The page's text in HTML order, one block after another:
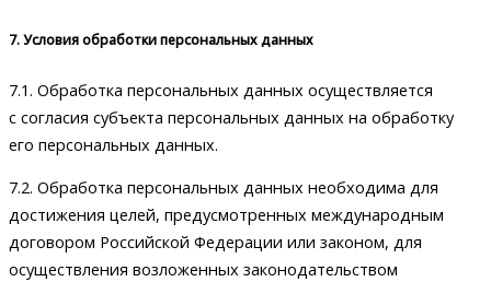
7. Условия обработки персональных данных
7.1. Обработка персональных данных осуществляется
с согласия субъекта персональных данных на обработку
его персональных данных.
7.2. Обработка персональных данных необходима для
достижения целей, предусмотренных международным
договором Российской Федерации или законом, для
осуществления возложенных законодательством